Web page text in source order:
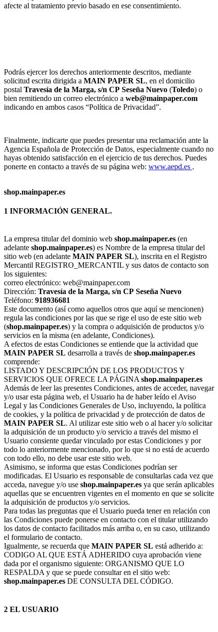
afecte al tratamiento previo basado en ese consentimiento.
Podrás ejercer los derechos anteriormente descritos, mediante
solicitud escrita dirigida a MAIN PAPER SL, en el domicilio
postal Travesía de la Marga, s/n CP Seseña Nuevo (Toledo) o
bien remitiendo un correo electrónico a web@mainpaper.com
indicando en ambos casos “Política de Privacidad”.
Finalmente, indicarte que puedes presentar una reclamación ante la
Agencia Española de Protección de Datos, especialmente cuando no
hayas obtenido satisfacción en el ejercicio de tus derechos. Puedes
ponerte en contacto a través de su página web: www.aepd.es .
shop.mainpaper.es
1 INFORMACIÓN GENERAL.
La empresa titular del dominio web shop.mainpaper.es (en
adelante shop.mainpaper.es) es Nombre de la empresa titular del
sitio web (en adelante MAIN PAPER SL), inscrita en el Registro
Mercantil REGISTRO_MERCANTIL y sus datos de contacto son
los siguientes:
correo electrónico: web@mainpaper.com
Dirección: Travesía de la Marga, s/n CP Seseña Nuevo
Teléfono: 918936681
Este documento (así como aquellos otros que aquí se mencionen)
regula las condiciones por las que se rige el uso de este sitio web
(shop.mainpaper.es) y la compra o adquisición de productos y/o
servicios en la misma (en adelante, Condiciones).
A efectos de estas Condiciones se entiende que la actividad que
MAIN PAPER SL desarrolla a través de shop.mainpaper.es
comprende:
LISTADO Y DESCRIPCIÓN DE LOS PRODUCTOS Y
SERVICIOS QUE OFRECE LA PÁGINA shop.mainpaper.es
Además de leer las presentes Condiciones, antes de acceder, navegar
y/o usar esta página web, el Usuario ha de haber leído el Aviso
Legal y las Condiciones Generales de Uso, incluyendo, la política
de cookies, y la política de privacidad y de protección de datos de
MAIN PAPER SL. Al utilizar este sitio web o al hacer y/o solicitar
la adquisición de un producto y/o servicio a través del mismo el
Usuario consiente quedar vinculado por estas Condiciones y por
todo lo anteriormente mencionado, por lo que si no está de acuerdo
con todo ello, no debe usar este sitio web.
Asimismo, se informa que estas Condiciones podrían ser
modificadas. El Usuario es responsable de consultarlas cada vez que
acceda, navegue y/o use shop.mainpaper.es ya que serán aplicables
aquellas que se encuentren vigentes en el momento en que se solicite
la adquisición de productos y/o servicios.
Para todas las preguntas que el Usuario pueda tener en relación con
las Condiciones puede ponerse en contacto con el titular utilizando
los datos de contacto facilitados más arriba o, en su caso, utilizando
el formulario de contacto.
Igualmente, se recuerda que MAIN PAPER SL está adherido a:
CODIGO AL QUE ESTÁ ADHERIDO cuya aprobación viene
dada por el organismo siguiente: ORGANISMO QUE LO
RESPALDA y que se puede consultar en el sitio web:
shop.mainpaper.es DE CONSULTA DEL CÓDIGO.
2 EL USUARIO